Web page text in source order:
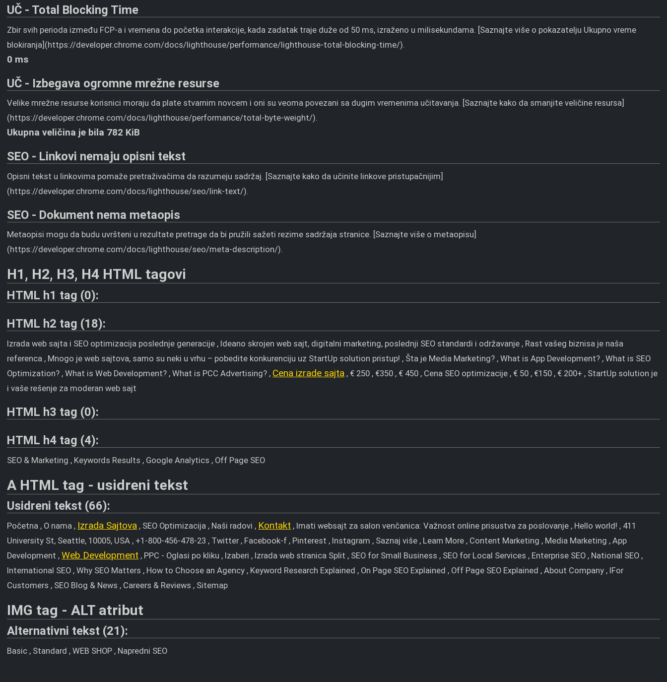
UČ - Total Blocking Time
Zbir svih perioda između FCP-a i vremena do početka interakcije, kada zadatak traje duže od 50 ms, izraženo u milisekundama. [Saznajte više o pokazatelju Ukupno vreme
blokiranja](https://developer.chrome.com/docs/lighthouse/performance/lighthouse-total-blocking-time/).
0 ms
UČ - Izbegava ogromne mrežne resurse
Velike mrežne resurse korisnici moraju da plate stvarnim novcem i oni su veoma povezani sa dugim vremenima učitavanja. [Saznajte kako da smanjite veličine resursa]
(https://developer.chrome.com/docs/lighthouse/performance/total-byte-weight/).
Ukupna veličina je bila 782 KiB
SEO - Linkovi nemaju opisni tekst
Opisni tekst u linkovima pomaže pretraživačima da razumeju sadržaj. [Saznajte kako da učinite linkove pristupačnijim]
(https://developer.chrome.com/docs/lighthouse/seo/link-text/).
SEO - Dokument nema metaopis
Metaopisi mogu da budu uvršteni u rezultate pretrage da bi pružili sažeti rezime sadržaja stranice. [Saznajte više o metaopisu]
(https://developer.chrome.com/docs/lighthouse/seo/meta-description/).
H1, H2, H3, H4 HTML tagovi
HTML h1 tag (0):
HTML h2 tag (18):
Izrada web sajta i SEO optimizacija poslednje generacije , Ideano skrojen web sajt, digitalni marketing, poslednji SEO standardi i održavanje , Rast vašeg biznisa je naša
referenca , Mnogo je web sajtova, samo su neki u vrhu – pobedite konkurenciju uz StartUp solution pristup! , Šta je Media Marketing? , What is App Development? , What is SEO
Optimization? , What is Web Development? , What is PCC Advertising? , Cena izrade sajta , € 250 , €350 , € 450 , Cena SEO optimizacije , € 50 , €150 , € 200+ , StartUp solution je
i vaše rešenje za moderan web sajt
HTML h3 tag (0):
HTML h4 tag (4):
SEO & Marketing , Keywords Results , Google Analytics , Off Page SEO
A HTML tag - usidreni tekst
Usidreni tekst (66):
Početna , O nama , Izrada Sajtova , SEO Optimizacija , Naši radovi , Kontakt , Imati websajt za salon venčanica: Važnost online prisustva za poslovanje , Hello world! , 411
University St, Seattle, 10005, USA , +1-800-456-478-23 , Twitter , Facebook-f , Pinterest , Instagram , Saznaj više , Learn More , Content Marketing , Media Marketing , App
Development ,Web Development , PPC - Oglasi po kliku , Izaberi , Izrada web stranica Split , SEO for Small Business , SEO for Local Services , Enterprise SEO , National SEO ,
International SEO , Why SEO Matters , How to Choose an Agency , Keyword Research Explained , On Page SEO Explained , Off Page SEO Explained , About Company , IFor
Customers , SEO Blog & News , Careers & Reviews , Sitemap
IMG tag - ALT atribut
Alternativni tekst (21):
Basic , Standard , WEB SHOP , Napredni SEO